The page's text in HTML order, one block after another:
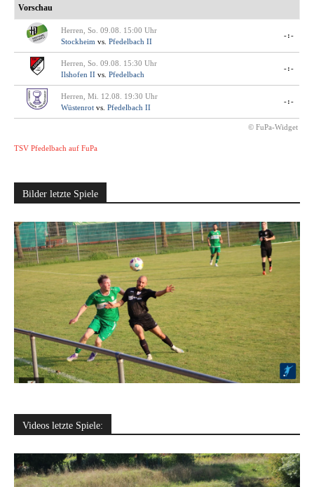
Vorschau
Herren, So. 09.08. 15:00 Uhr
Stockheim vs. Pfedelbach II
-:-
Herren, So. 09.08. 15:30 Uhr
Ilshofen II vs. Pfedelbach
-:-
Herren, Mi. 12.08. 19:30 Uhr
Wüstenrot vs. Pfedelbach II
-:-
© FuPa-Widget
TSV Pfedelbach auf FuPa
Bilder letzte Spiele
Videos letzte Spiele: